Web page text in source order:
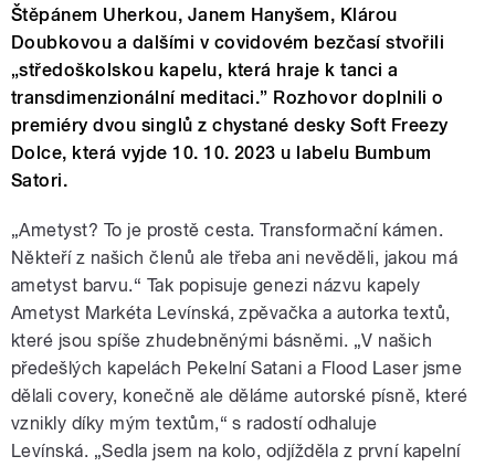
Štěpánem Uherkou, Janem Hanyšem, Klárou
Doubkovou a dalšími v covidovém bezčasí stvořili
„středoškolskou kapelu, která hraje k tanci a
transdimenzionální meditaci.” Rozhovor doplnili o
premiéry dvou singlů z chystané desky Soft Freezy
Dolce, která vyjde 10. 10. 2023 u labelu Bumbum
Satori.
„Ametyst? To je prostě cesta. Transformační kámen.
Někteří z našich členů ale třeba ani nevěděli, jakou má
ametyst barvu.“ Tak popisuje genezi názvu kapely
Ametyst Markéta Levínská, zpěvačka a autorka textů,
které jsou spíše zhudebněnými básněmi. „V našich
předešlých kapelách Pekelní Satani a Flood Laser jsme
dělali covery, konečně ale děláme autorské písně, které
vznikly díky mým textům,“ s radostí odhaluje
Levínská. „Sedla jsem na kolo, odjížděla z první kapelní